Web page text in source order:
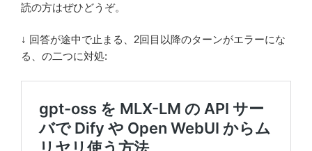
読の方はぜひどうぞ。
↓ 回答が途中で止まる、2回目以降のターンがエラーにな
る、の二つに対処: